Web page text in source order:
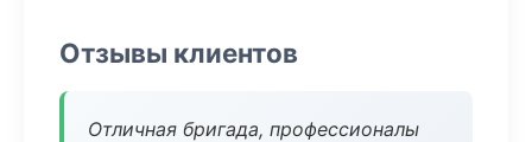
Отзывы клиентов
Отличная бригада, профессионалы